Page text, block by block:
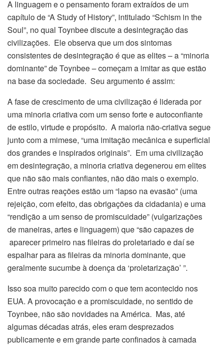
A linguagem e o pensamento foram extraídos de um
capítulo de “A Study of History”, intitulado “Schism in the
Soul”, no qual Toynbee discute a desintegração das
civilizações. Ele observa que um dos sintomas
consistentes de desintegração é que as elites – a “minoria
dominante” de Toynbee – começam a imitar as que estão
na base da sociedade. Seu argumento é assim:
A fase de crescimento de uma civilização é liderada por
uma minoria criativa com um senso forte e autoconfiante
de estilo, virtude e propósito. A maioria não-criativa segue
junto com a mimese, “uma imitação mecânica e superficial
dos grandes e inspirados originais”. Em uma civilização
em desintegração, a minoria criativa degenerou em elites
que não são mais confiantes, não dão mais o exemplo.
Entre outras reações estão um “lapso na evasão” (uma
rejeição, com efeito, das obrigações da cidadania) e uma
“rendição a um senso de promiscuidade” (vulgarizações
de maneiras, artes e linguagem) que “são capazes de
aparecer primeiro nas fileiras do proletariado e daí se
espalhar para as fileiras da minoria dominante, que
geralmente sucumbe à doença da ‘proletarização’ ”.
Isso soa muito parecido com o que tem acontecido nos
EUA. A provocação e a promiscuidade, no sentido de
Toynbee, não são novidades na América. Mas, até
algumas décadas atrás, eles eram desprezados
publicamente e em grande parte confinados à camada